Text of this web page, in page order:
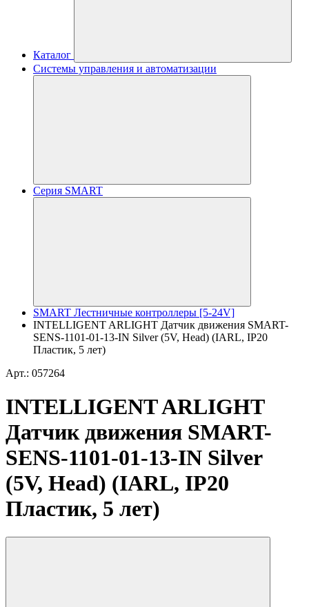
Каталог
Системы управления и автоматизации
Серия SMART
SMART Лестничные контроллеры [5-24V]
INTELLIGENT ARLIGHT Датчик движения SMART-
SENS-1101-01-13-IN Silver (5V, Head) (IARL, IP20
Пластик, 5 лет)
Арт.: 057264
INTELLIGENT ARLIGHT
Датчик движения SMART-
SENS-1101-01-13-IN Silver
(5V, Head) (IARL, IP20
Пластик, 5 лет)